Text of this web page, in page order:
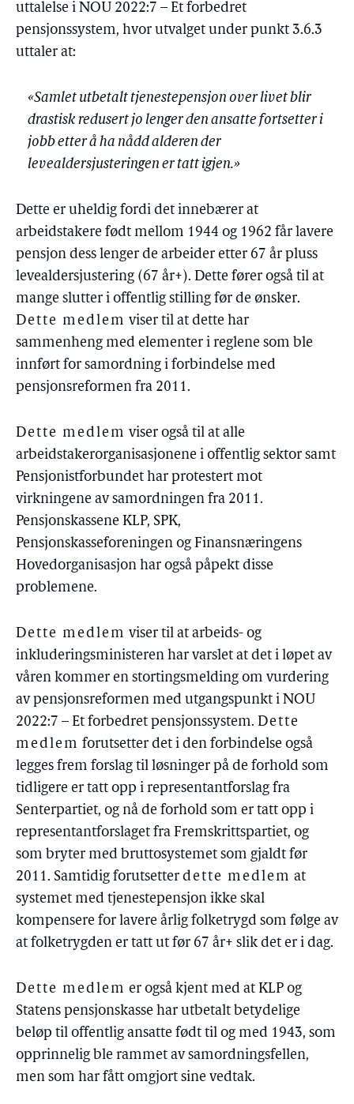
uttalelse i NOU 2022:7 – Et forbedret
pensjonssystem, hvor utvalget under punkt 3.6.3
uttaler at:
«Samlet utbetalt tjenestepensjon over livet blir
drastisk redusert jo lenger den ansatte fortsetter i
jobb etter å ha nådd alderen der
levealdersjusteringen er tatt igjen.»
Dette er uheldig fordi det innebærer at
arbeidstakere født mellom 1944 og 1962 får lavere
pensjon dess lenger de arbeider etter 67 år pluss
levealdersjustering (67 år+). Dette fører også til at
mange slutter i offentlig stilling før de ønsker.
Dette medlem viser til at dette har
sammenheng med elementer i reglene som ble
innført for samordning i forbindelse med
pensjonsreformen fra 2011.
Dette medlem viser også til at alle
arbeidstakerorganisasjonene i offentlig sektor samt
Pensjonistforbundet har protestert mot
virkningene av samordningen fra 2011.
Pensjonskassene KLP, SPK,
Pensjonskasseforeningen og Finansnæringens
Hovedorganisasjon har også påpekt disse
problemene.
Dette medlem viser til at arbeids- og
inkluderingsministeren har varslet at det i løpet av
våren kommer en stortingsmelding om vurdering
av pensjonsreformen med utgangspunkt i NOU
2022:7 – Et forbedret pensjonssystem. Dette
medlem forutsetter det i den forbindelse også
legges frem forslag til løsninger på de forhold som
tidligere er tatt opp i representantforslag fra
Senterpartiet, og nå de forhold som er tatt opp i
representantforslaget fra Fremskrittspartiet, og
som bryter med bruttosystemet som gjaldt før
2011. Samtidig forutsetter dette medlem at
systemet med tjenestepensjon ikke skal
kompensere for lavere årlig folketrygd som følge av
at folketrygden er tatt ut før 67 år+ slik det er i dag.
Dette medlem er også kjent med at KLP og
Statens pensjonskasse har utbetalt betydelige
beløp til offentlig ansatte født til og med 1943, som
opprinnelig ble rammet av samordningsfellen,
men som har fått omgjort sine vedtak.